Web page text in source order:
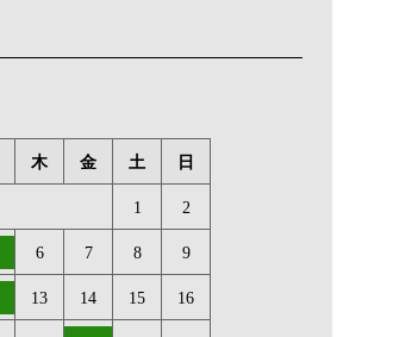
木 金 土 日
1 2
6 7 8 9
13 14 15 16